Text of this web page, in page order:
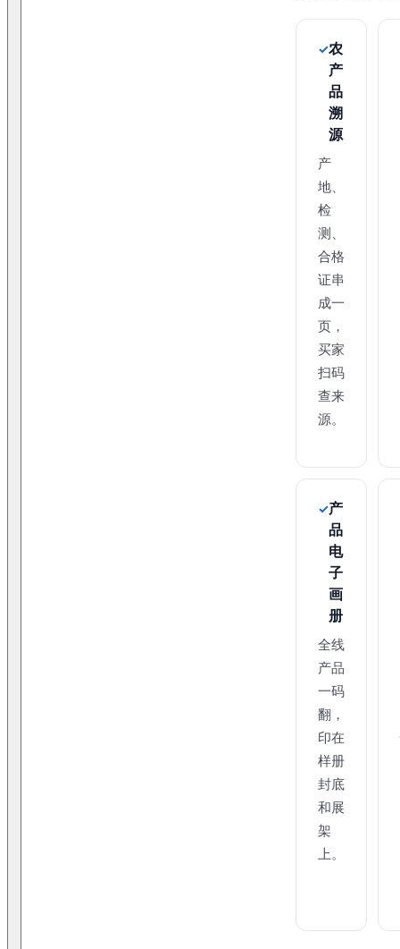
农
产
品
溯
源
产
地、
检
测、
合格
证串
成一
页，
买家
扫码
查来
源。
产
品
电
子
画
册
全线
产品
一码
翻，
印在
样册
封底
和展
架
上。